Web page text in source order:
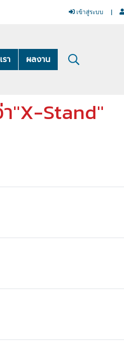
เข้าสู่ระบบ
า ผลงาน
"X-Stand"